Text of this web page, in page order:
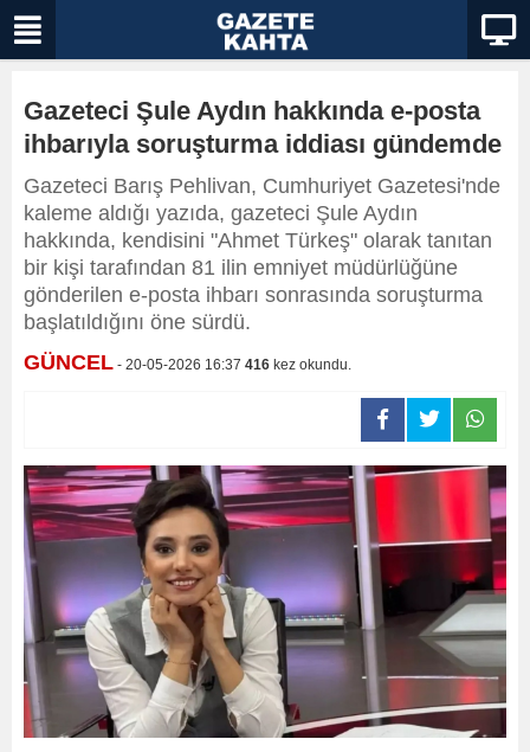
Gazeteci Şule Aydın hakkında e-posta
ihbarıyla soruşturma iddiası gündemde
Gazeteci Barış Pehlivan, Cumhuriyet Gazetesi'nde
kaleme aldığı yazıda, gazeteci Şule Aydın
hakkında, kendisini "Ahmet Türkeş" olarak tanıtan
bir kişi tarafından 81 ilin emniyet müdürlüğüne
gönderilen e-posta ihbarı sonrasında soruşturma
başlatıldığını öne sürdü.
GÜNCEL - 20-05-2026 16:37 416 kez okundu.